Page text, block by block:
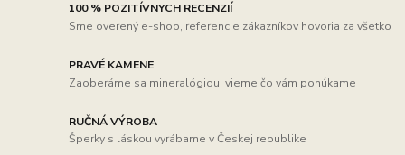
100 % POZITÍVNYCH RECENZIÍ
Sme overený e-shop, referencie zákazníkov hovoria za všetko
PRAVÉ KAMENE
Zaoberáme sa mineralógiou, vieme čo vám ponúkame
RUČNÁ VÝROBA
Šperky s láskou vyrábame v Českej republike